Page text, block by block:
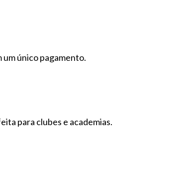
único pagamento.
para clubes e academias.